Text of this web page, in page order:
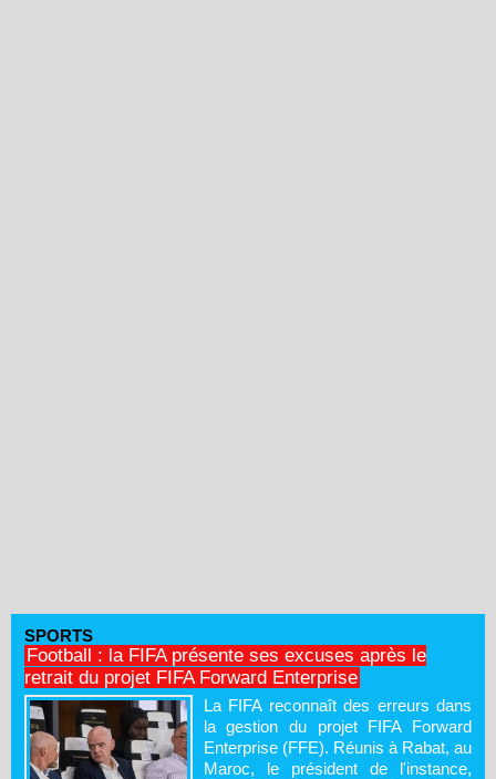
SPORTS
Football : la FIFA présente ses excuses après le
retrait du projet FIFA Forward Enterprise
La FIFA reconnaît des erreurs dans
la gestion du projet FIFA Forward
Enterprise (FFE). Réunis à Rabat, au
Maroc, le président de l'instance,